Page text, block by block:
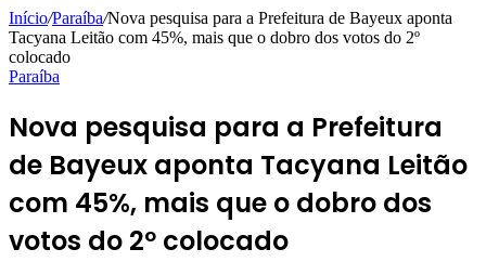
Início/Paraíba/Nova pesquisa para a Prefeitura de Bayeux aponta
Tacyana Leitão com 45%, mais que o dobro dos votos do 2º
colocado
Paraíba
Nova pesquisa para a Prefeitura
de Bayeux aponta Tacyana Leitão
com 45%, mais que o dobro dos
votos do 2º colocado